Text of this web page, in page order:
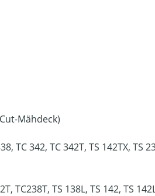
Mähdeck)
TC 342, TC 342T, TS 142TX, TS
TC238T, TS 138L, TS 142, TS